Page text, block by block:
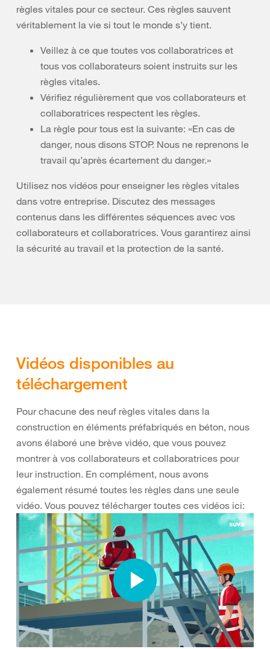
règles vitales pour ce secteur. Ces règles sauvent
véritablement la vie si tout le monde s’y tient.
Veillez à ce que toutes vos collaboratrices et
tous vos collaborateurs soient instruits sur les
règles vitales.
Vérifiez régulièrement que vos collaborateurs et
collaboratrices respectent les règles.
La règle pour tous est la suivante: «En cas de
danger, nous disons STOP. Nous ne reprenons le
travail qu’après écartement du danger.»
Utilisez nos vidéos pour enseigner les règles vitales
dans votre entreprise. Discutez des messages
contenus dans les différentes séquences avec vos
collaborateurs et collaboratrices. Vous garantirez ainsi
la sécurité au travail et la protection de la santé.
Vidéos disponibles au
téléchargement
Pour chacune des neuf règles vitales dans la
construction en éléments préfabriqués en béton, nous
avons élaboré une brève vidéo, que vous pouvez
montrer à vos collaborateurs et collaboratrices pour
leur instruction. En complément, nous avons
également résumé toutes les règles dans une seule
vidéo. Vous pouvez télécharger toutes ces vidéos ici: